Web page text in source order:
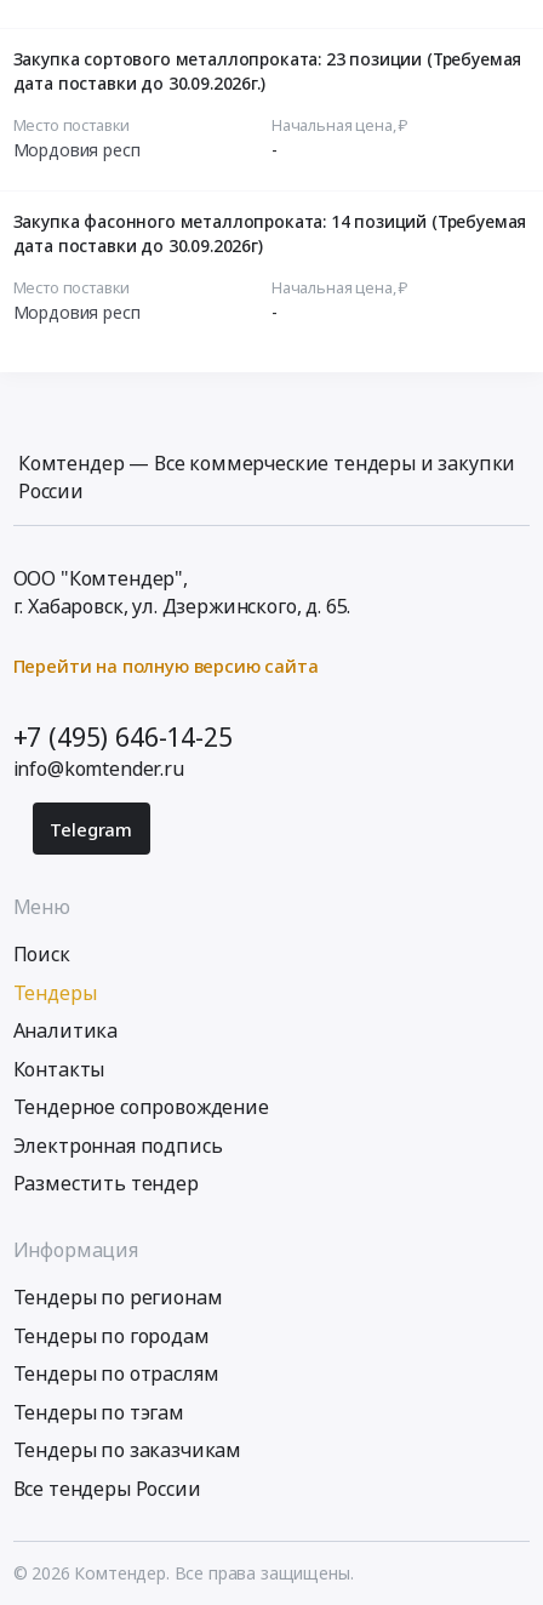
Закупка сортового металлопроката: 23 позиции (Требуемая
дата поставки до 30.09.2026г.)
Место поставки
Мордовия респ
Начальная цена, ₽
-
Закупка фасонного металлопроката: 14 позиций (Требуемая
дата поставки до 30.09.2026г)
Место поставки
Мордовия респ
Начальная цена, ₽
-
Комтендер — Все коммерческие тендеры и закупки
России
ООО "Комтендер",
г. Хабаровск,ул. Дзержинского, д. 65.
Перейти на полную версию сайта
+7 (495) 646-14-25
info@komtender.ru
Telegram
Меню
Поиск
Тендеры
Аналитика
Контакты
Тендерное сопровождение
Электронная подпись
Разместить тендер
Информация
Тендеры по регионам
Тендеры по городам
Тендеры по отраслям
Тендеры по тэгам
Тендеры по заказчикам
Все тендеры России
© 2026 Комтендер. Все права защищены.